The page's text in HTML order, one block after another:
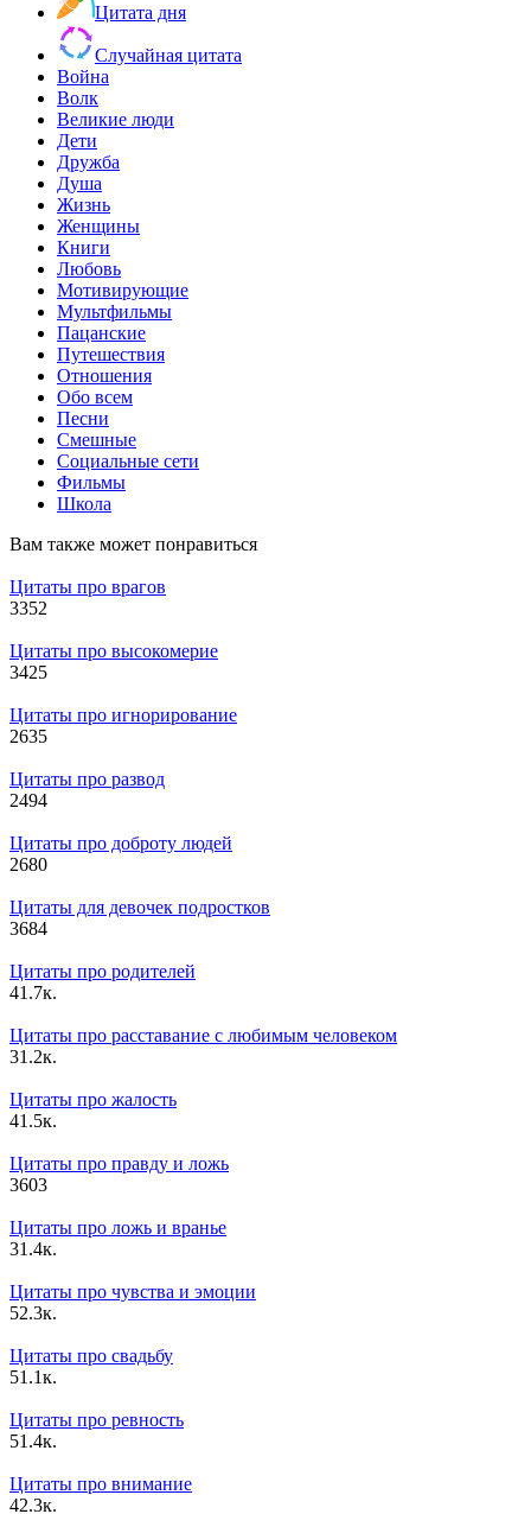
Цитата дня
Случайная цитата
Война
Волк
Великие люди
Дети
Дружба
Душа
Жизнь
Женщины
Книги
Любовь
Мотивирующие
Мультфильмы
Пацанские
Путешествия
Отношения
Обо всем
Песни
Смешные
Социальные сети
Фильмы
Школа
Вам также может понравиться
Цитаты про врагов
3352
Цитаты про высокомерие
3425
Цитаты про игнорирование
2635
Цитаты про развод
2494
Цитаты про доброту людей
2680
Цитаты для девочек подростков
3684
Цитаты про родителей
41.7к.
Цитаты про расставание с любимым человеком
31.2к.
Цитаты про жалость
41.5к.
Цитаты про правду и ложь
3603
Цитаты про ложь и вранье
31.4к.
Цитаты про чувства и эмоции
52.3к.
Цитаты про свадьбу
51.1к.
Цитаты про ревность
51.4к.
Цитаты про внимание
42.3к.